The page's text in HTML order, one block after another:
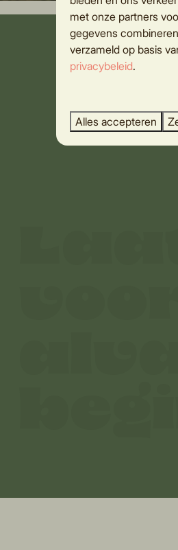
met onze partners
gegevens
verzameld op basis
privacybeleid.
Alles accepteren